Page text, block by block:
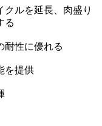
ルを延長、肉盛り
る
耐性に優れる
を提供